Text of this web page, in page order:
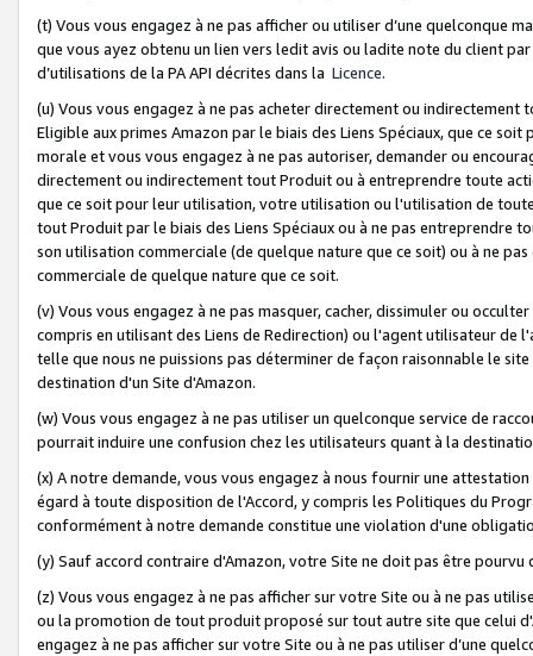
(t) Vous vous engagez à ne pas afficher ou utiliser d’une quelconque
que vous ayez obtenu un lien vers ledit avis ou ladite note du client
d’utilisations de la PA API décrites dans la Licence.
(u) Vous vous engagez à ne pas acheter directement ou
Eligible aux primes Amazon par le biais des Liens Spéciaux, que ce
morale et vous vous engagez à ne pas autoriser, demander ou
directement ou indirectement tout Produit ou à entreprendre toute
que ce soit pour leur utilisation, votre utilisation ou l'utilisation de
tout Produit par le biais des Liens Spéciaux ou à ne pas entreprendre
son utilisation commerciale (de quelque nature que ce soit) ou à ne
commerciale de quelque nature que ce soit.
(v) Vous vous engagez à ne pas masquer, cacher, dissimuler ou
compris en utilisant des Liens de Redirection) ou l'agent utilisateur
telle que nous ne puissions pas déterminer de façon raisonnable le
destination d'un Site d'Amazon.
(w) Vous vous engagez à ne pas utiliser un quelconque service de
pourrait induire une confusion chez les utilisateurs quant à la
(x) A notre demande, vous vous engagez à nous fournir une
égard à toute disposition de l'Accord, y compris les Politiques du
conformément à notre demande constitue une violation d'une
(y) Sauf accord contraire d'Amazon, votre Site ne doit pas être
(z) Vous vous engagez à ne pas afficher sur votre Site ou à ne pas
ou la promotion de tout produit proposé sur tout autre site que celui
engagez à ne pas afficher sur votre Site ou à ne pas utiliser d’une